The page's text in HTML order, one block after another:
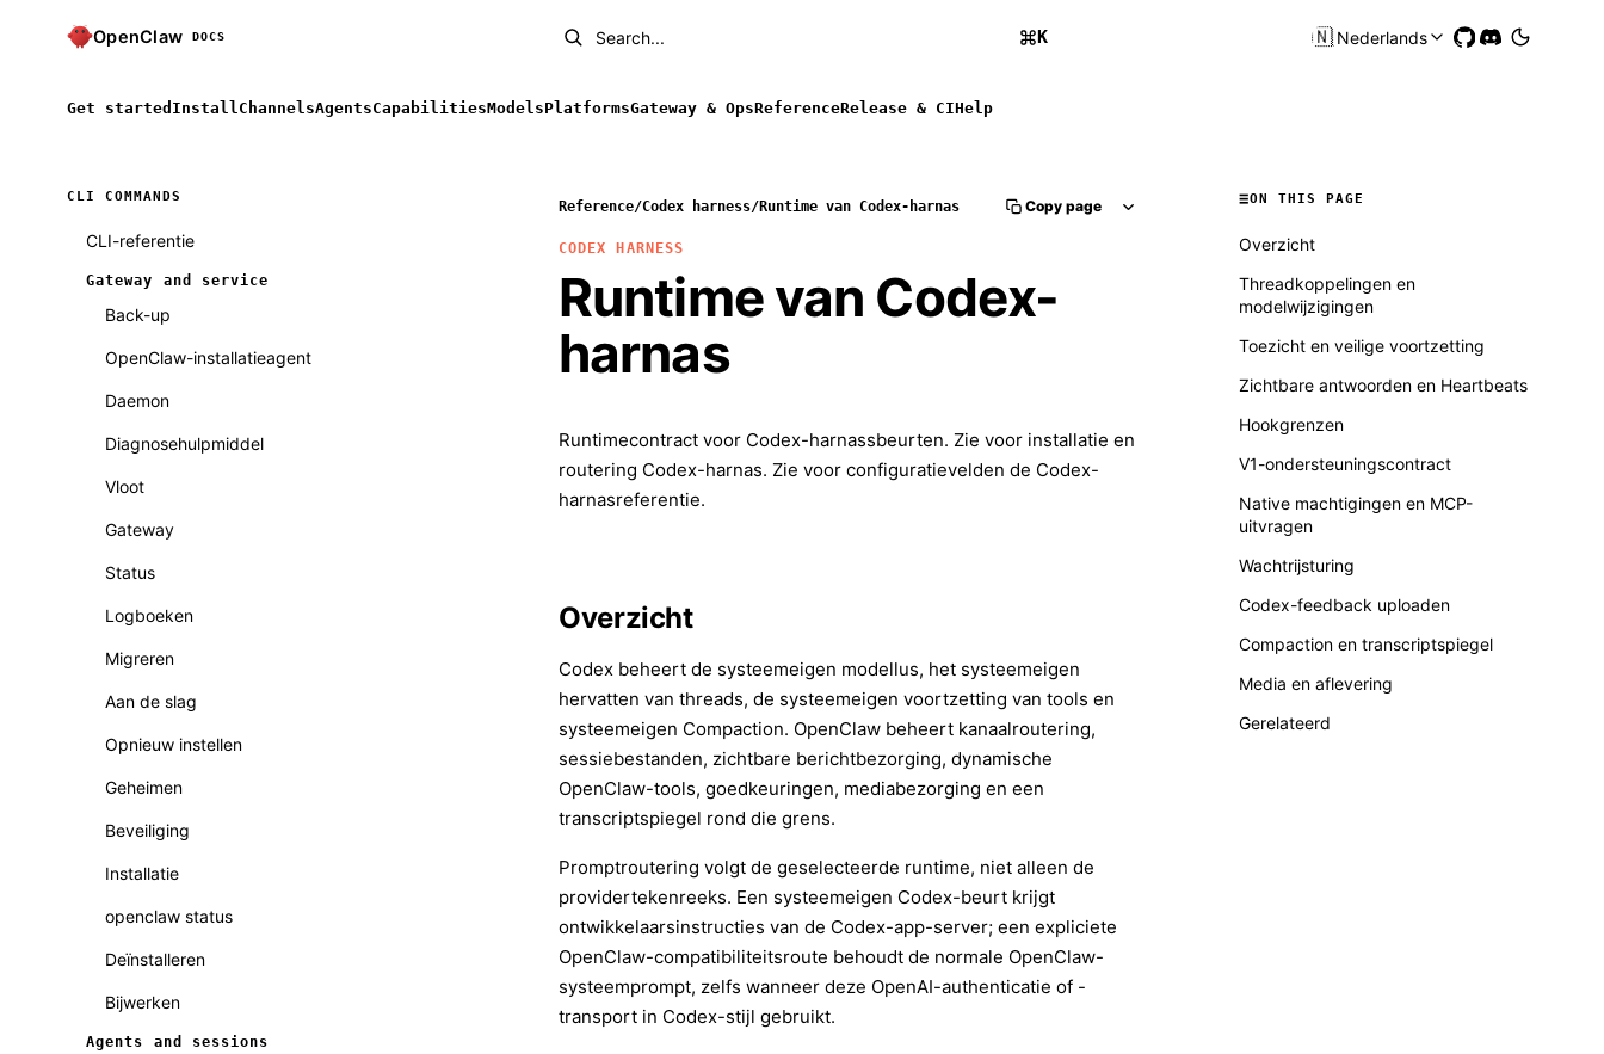
OpenClaw DOCS Search... K 🇳🇱Nederlands
Get started Install ChannelsAgentsCapabilitiesModelsPlatformsGateway & OpsReferenceRelease & CIHelp
CLI COMMANDS
CLI-referentie
Gateway and service
Back-up
OpenClaw-installatieagent
Daemon
Diagnosehulpmiddel
Vloot
Gateway
Status
Logboeken
Migreren
Aan de slag
Opnieuw instellen
Geheimen
Beveiliging
Installatie
openclaw status
Deïnstalleren
Bijwerken
Agents and sessions
Reference/Codex harness/Runtime van Codex-harnas Copy page
CODEX HARNESS
Runtime van Codex-
harnas
Runtimecontract voor Codex-harnassbeurten. Zie voor installatie en
routering Codex-harnas. Zie voor configuratievelden de Codex-
harnasreferentie.
Overzicht
Codex beheert de systeemeigen modellus, het systeemeigen
hervatten van threads, de systeemeigen voortzetting van tools en
systeemeigen Compaction. OpenClaw beheert kanaalroutering,
sessiebestanden, zichtbare berichtbezorging, dynamische
OpenClaw-tools, goedkeuringen, mediabezorging en een
transcriptspiegel rond die grens.
Promptroutering volgt de geselecteerde runtime, niet alleen de
providertekenreeks. Een systeemeigen Codex-beurt krijgt
ontwikkelaarsinstructies van de Codex-app-server; een expliciete
OpenClaw-compatibiliteitsroute behoudt de normale OpenClaw-
systeemprompt, zelfs wanneer deze OpenAI-authenticatie of -
transport in Codex-stijl gebruikt.
ON THIS PAGE
Overzicht
Threadkoppelingen en
modelwijzigingen
Toezicht en veilige voortzetting
Zichtbare antwoorden en Heartbeats
Hookgrenzen
V1-ondersteuningscontract
Native machtigingen en MCP-
uitvragen
Wachtrijsturing
Codex-feedback uploaden
Compaction en transcriptspiegel
Media en aflevering
Gerelateerd